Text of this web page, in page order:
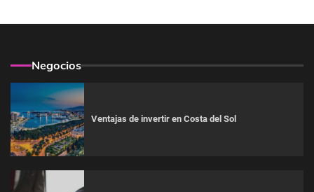
Negocios
Ventajas de invertir en Costa del Sol